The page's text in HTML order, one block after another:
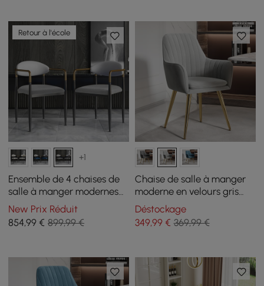
Retour à l'école
+1
Ensemble de 4 chaises de
salle à manger modernes
Otrast Series, recouvertes
de blanc et de gris
New Prix Réduit
854,99 € 899,99 €
Chaise de salle à manger
moderne en velours gris
clair, lot de 2
Déstockage
349,99€ 369,99 €